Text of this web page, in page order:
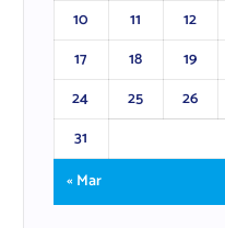
10
11 12
17
18 19
24
25 26
31
« Mar